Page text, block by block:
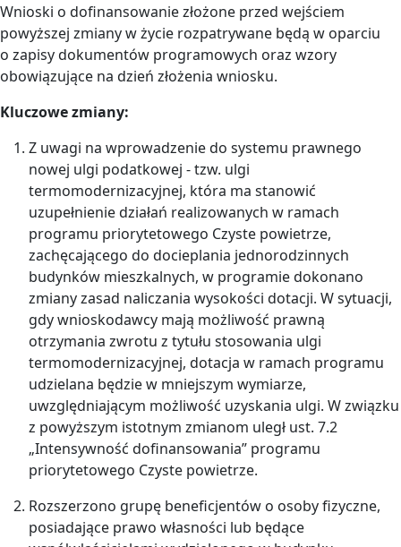
Wnioski o dofinansowanie złożone przed wejściem
powyższej zmiany w życie rozpatrywane będą w oparciu
o zapisy dokumentów programowych oraz wzory
obowiązujące na dzień złożenia wniosku.
Kluczowe zmiany:
Z uwagi na wprowadzenie do systemu prawnego
nowej ulgi podatkowej - tzw. ulgi
termomodernizacyjnej, która ma stanowić
uzupełnienie działań realizowanych w ramach
programu priorytetowego Czyste powietrze,
zachęcającego do docieplania jednorodzinnych
budynków mieszkalnych, w programie dokonano
zmiany zasad naliczania wysokości dotacji. W sytuacji,
gdy wnioskodawcy mają możliwość prawną
otrzymania zwrotu z tytułu stosowania ulgi
termomodernizacyjnej, dotacja w ramach programu
udzielana będzie w mniejszym wymiarze,
uwzględniającym możliwość uzyskania ulgi. W związku
z powyższym istotnym zmianom uległ ust. 7.2
„Intensywność dofinansowania” programu
priorytetowego Czyste powietrze.
Rozszerzono grupę beneficjentów o osoby fizyczne,
posiadające prawo własności lub będące